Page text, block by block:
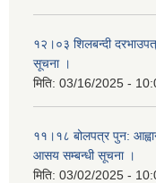
१२।०३ शिलबन्दी
सूचना ।
मिति: 03/16/2025 -
११।१८ बोलपत्र पुन:
आसय सम्बन्धी सूचना ।
मिति: 03/02/2025 -